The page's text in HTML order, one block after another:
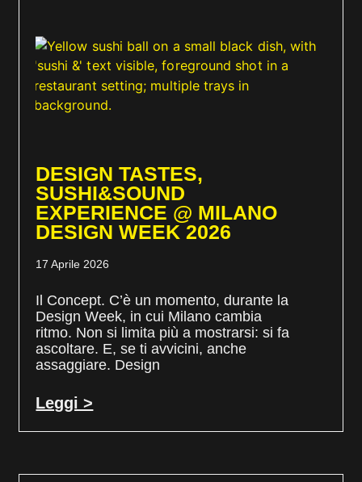
DESIGN TASTES,
SUSHI&SOUND
EXPERIENCE @ MILANO
DESIGN WEEK 2026
17 Aprile 2026
Il Concept. C’è un momento, durante la
Design Week, in cui Milano cambia
ritmo. Non si limita più a mostrarsi: si fa
ascoltare. E, se ti avvicini, anche
assaggiare. Design
Leggi >